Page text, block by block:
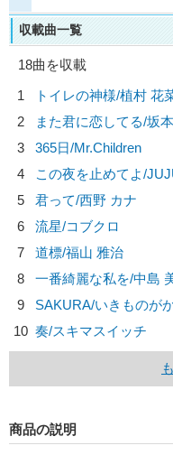
収載曲一覧
18曲を収載
1
トイレの神様/植村 花
2
また君に恋してる/坂
3
365日/Mr.Children
4
この夜を止めてよ/
5
君って/西野 カナ
6
流星/コブクロ
7
道標/福山 雅治
8
一番綺麗な私を/中島
9
SAKURA/いきものが
10 奏/スキマスイッチ
商品の説明